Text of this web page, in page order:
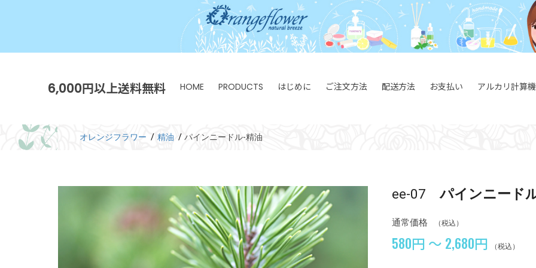
6,000円以上送料無料 HOME PRODUCTS はじめに ご注文方法 配送方法 お支払い アルカリ計算機
オレンジフラワー 精油 パインニードル-精油
ee-07パインニード
通常価格 （税込）
580円 ～ 2,680円 （税込）